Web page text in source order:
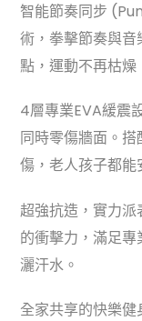
智能節奏同步
術，拳擊節奏與
點，運動不再枯燥
4層專業EVA緩震
同時零傷牆面。
傷，老人孩子都能
超強抗造，實力
的衝擊力，滿足
灑汗水。
全家共享的快樂健